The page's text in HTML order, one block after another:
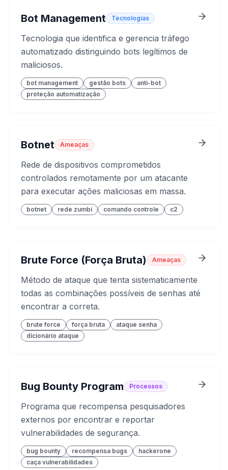
Bot Management Tecnologias
Tecnologia que identifica e gerencia tráfego
automatizado distinguindo bots legítimos de
maliciosos.
bot management gestão bots
anti-bot
proteção automatização
Botnet Ameaças
Rede de dispositivos comprometidos
controlados remotamente por um atacante
para executar ações maliciosas em massa.
botnet rede zumbi comando controle c2
Brute Force (Força Bruta) Ameaças
Método de ataque que tenta sistematicamente
todas as combinações possíveis de senhas até
encontrar a correta.
brute force força bruta
ataque senha
dicionário ataque
Bug Bounty Program Processos
Programa que recompensa pesquisadores
externos por encontrar e reportar
vulnerabilidades de segurança.
bug bounty recompensa bugs
hackerone
caça vulnerabilidades